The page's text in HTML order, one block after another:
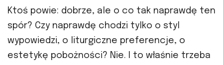
Ktoś powie: dobrze, ale o co tak naprawdę ten
spór? Czy naprawdę chodzi tylko o styl
wypowiedzi, o liturgiczne preferencje, o
estetykę pobożności? Nie. I to właśnie trzeba